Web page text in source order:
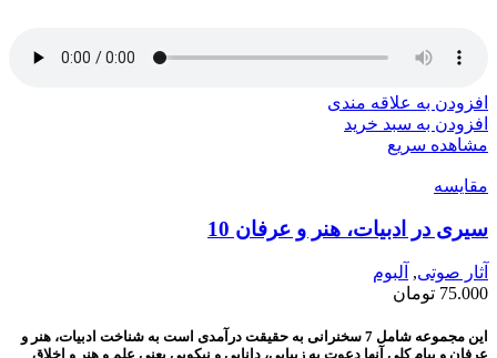
افزودن به علاقه مندی
افزودن به سبد خرید
مشاهده سریع
مقایسه
سیری در ادبیات، هنر و عرفان 10
آثار صوتی, آلبوم
75.000 تومان
این مجموعه شامل 7 سخنرانی‌ به حقیقت درآمدی است به شناخت ادبیات، هنر و
عرفان و پیام کلی آنها دعوت به زیبایی، دانایی و نیکویی یعنی علم و هنر و اخلاق